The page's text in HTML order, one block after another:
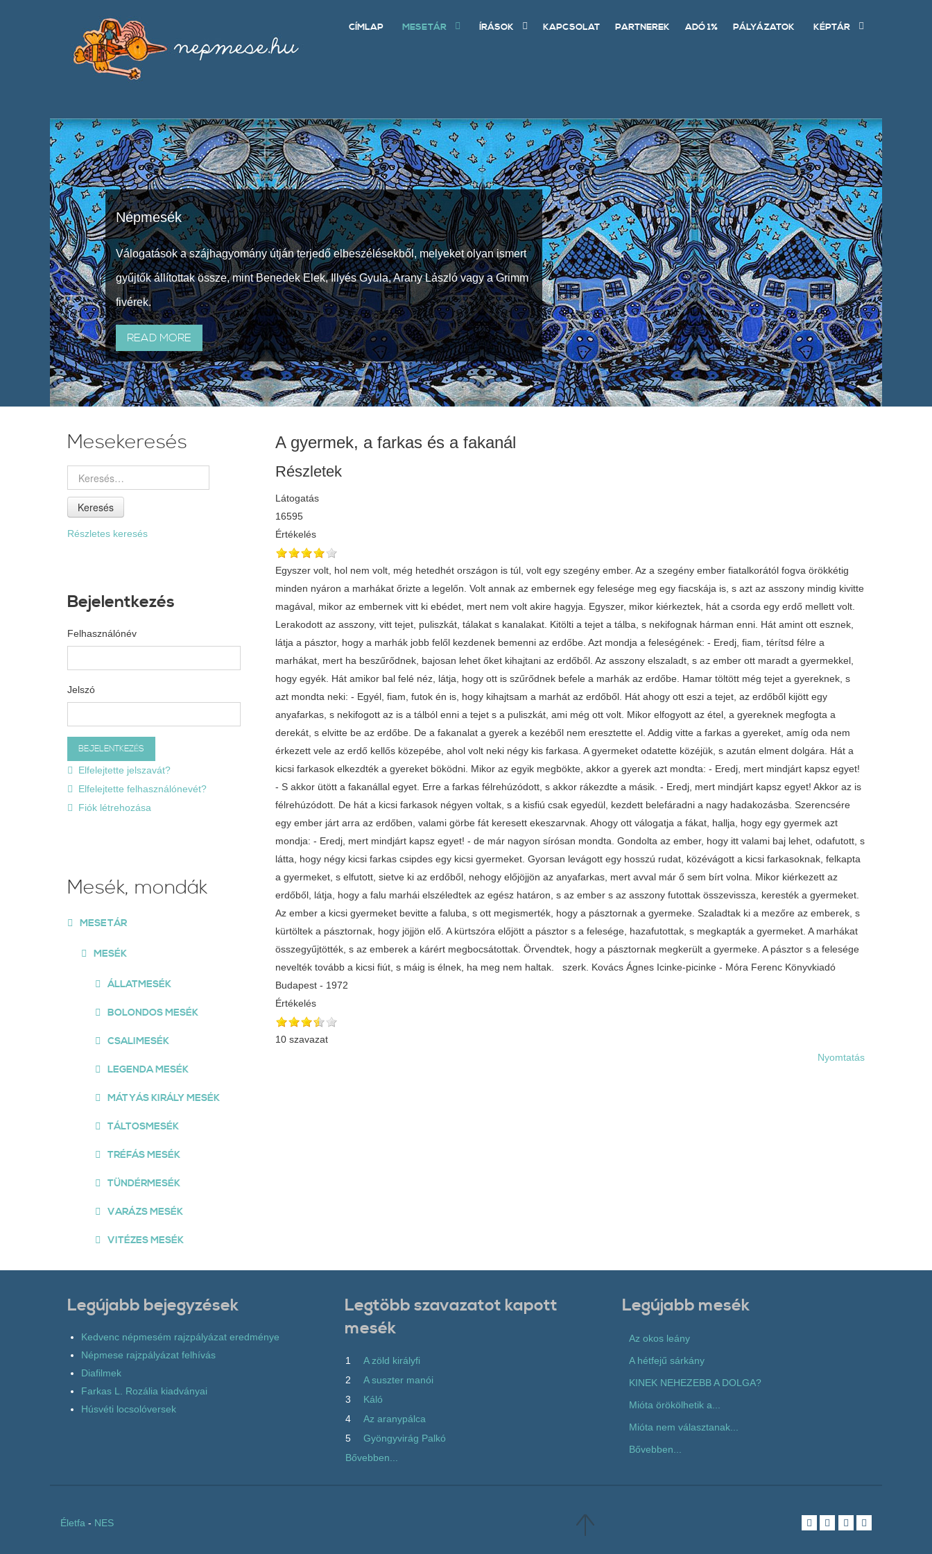
CÍMLAP MESETÁR ÍRÁSOK KAPCSOLAT PARTNEREK ADÓ 1% PÁLYÁZATOK KÉPTÁR
Népmesék
Válogatások a szájhagyomány útján terjedő elbeszélésekből, melyeket olyan ismert
gyűjtők állítottak össze, mint Benedek Elek, Illyés Gyula, Arany László vagy a Grimm
fivérek.
READ MORE
A gyermek, a farkas és a fakanál
Részletek
Látogatás
16595
Értékelés
Egyszer volt, hol nem volt, még hetedhét országon is túl, volt egy szegény ember. Az a szegény ember fiatalkorától fogva örökkétig
minden nyáron a marhákat őrizte a legelőn. Volt annak az embernek egy felesége meg egy fiacskája is, s azt az asszony mindig kivitte
magával, mikor az embernek vitt ki ebédet, mert nem volt akire hagyja. Egyszer, mikor kiérkeztek, hát a csorda egy erdő mellett volt.
Lerakodott az asszony, vitt tejet, puliszkát, tálakat s kanalakat. Kitölti a tejet a tálba, s nekifognak hárman enni. Hát amint ott esznek,
látja a pásztor, hogy a marhák jobb felől kezdenek bemenni az erdőbe. Azt mondja a feleségének: - Eredj, fiam, térítsd félre a
marhákat, mert ha beszűrődnek, bajosan lehet őket kihajtani az erdőből. Az asszony elszaladt, s az ember ott maradt a gyermekkel,
hogy egyék. Hát amikor bal felé néz, látja, hogy ott is szűrődnek befele a marhák az erdőbe. Hamar töltött még tejet a gyereknek, s
azt mondta neki: - Egyél, fiam, futok én is, hogy kihajtsam a marhát az erdőből. Hát ahogy ott eszi a tejet, az erdőből kijött egy
anyafarkas, s nekifogott az is a tálból enni a tejet s a puliszkát, ami még ott volt. Mikor elfogyott az étel, a gyereknek megfogta a
derekát, s elvitte be az erdőbe. De a fakanalat a gyerek a kezéből nem eresztette el. Addig vitte a farkas a gyereket, amíg oda nem
érkezett vele az erdő kellős közepébe, ahol volt neki négy kis farkasa. A gyermeket odatette közéjük, s azután elment dolgára. Hát a
kicsi farkasok elkezdték a gyereket böködni. Mikor az egyik megbökte, akkor a gyerek azt mondta: - Eredj, mert mindjárt kapsz egyet!
- S akkor ütött a fakanállal egyet. Erre a farkas félrehúzódott, s akkor rákezdte a másik. - Eredj, mert mindjárt kapsz egyet! Akkor az is
félrehúzódott. De hát a kicsi farkasok négyen voltak, s a kisfiú csak egyedül, kezdett belefáradni a nagy hadakozásba. Szerencsére
egy ember járt arra az erdőben, valami görbe fát keresett ekeszarvnak. Ahogy ott válogatja a fákat, hallja, hogy egy gyermek azt
mondja: - Eredj, mert mindjárt kapsz egyet! - de már nagyon sírósan mondta. Gondolta az ember, hogy itt valami baj lehet, odafutott, s
látta, hogy négy kicsi farkas csipdes egy kicsi gyermeket. Gyorsan levágott egy hosszú rudat, közévágott a kicsi farkasoknak, felkapta
a gyermeket, s elfutott, sietve ki az erdőből, nehogy előjöjjön az anyafarkas, mert avval már ő sem bírt volna. Mikor kiérkezett az
erdőből, látja, hogy a falu marhái elszéledtek az egész határon, s az ember s az asszony futottak összevissza, keresték a gyermeket.
Az ember a kicsi gyermeket bevitte a faluba, s ott megismerték, hogy a pásztornak a gyermeke. Szaladtak ki a mezőre az emberek, s
kürtöltek a pásztornak, hogy jöjjön elő. A kürtszóra előjött a pásztor s a felesége, hazafutottak, s megkapták a gyermeket. A marhákat
összegyűjtötték, s az emberek a kárért megbocsátottak. Örvendtek, hogy a pásztornak megkerült a gyermeke. A pásztor s a felesége
nevelték tovább a kicsi fiút, s máig is élnek, ha meg nem haltak. szerk. Kovács Ágnes Icinke-picinke - Móra Ferenc Könyvkiadó
Budapest - 1972
Értékelés
10 szavazat
Nyomtatás
Mesekeresés
Keresés
Részletes keresés
Bejelentkezés
Felhasználónév
Jelszó
Elfelejtette jelszavát?
Elfelejtette felhasználónevét?
Fiók létrehozása
Mesék, mondák
MESETÁR
MESÉK
ÁLLATMESÉK
BOLONDOS MESÉK
CSALIMESÉK
LEGENDA MESÉK
MÁTYÁS KIRÁLY MESÉK
TÁLTOSMESÉK
TRÉFÁS MESÉK
TÜNDÉRMESÉK
VARÁZS MESÉK
VITÉZES MESÉK
Legújabb bejegyzések
Kedvenc népmesém rajzpályázat eredménye
Népmese rajzpályázat felhívás
Diafilmek
Farkas L. Rozália kiadványai
Húsvéti locsolóversek
Legtöbb szavazatot kapott
mesék
1
A zöld királyfi
2
A suszter manói
3
Káló
4
Az aranypálca
5
Gyöngyvirág Palkó
Bővebben...
Legújabb mesék
Az okos leány
A hétfejű sárkány
KINEK NEHEZEBB A DOLGA?
Mióta örökölhetik a...
Mióta nem választanak...
Bővebben...
Életfa - NES